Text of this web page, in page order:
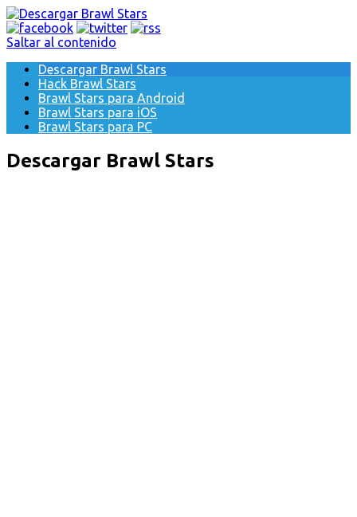
Saltar al contenido
Descargar Brawl Stars
Hack Brawl Stars
Brawl Stars para Android
Brawl Stars para iOS
Brawl Stars para PC
Descargar Brawl Stars